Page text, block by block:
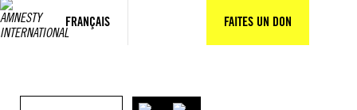
FRANÇAIS FAITES UN DON